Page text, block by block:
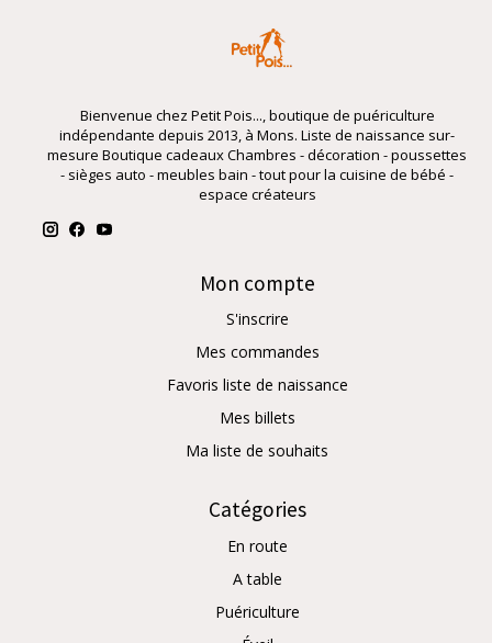
Bienvenue chez Petit Pois..., boutique de puériculture
indépendante depuis 2013, à Mons. Liste de naissance sur-
mesure Boutique cadeaux Chambres - décoration - poussettes
- sièges auto - meubles bain - tout pour la cuisine de bébé -
espace créateurs
Mon compte
S'inscrire
Mes commandes
Favoris liste de naissance
Mes billets
Ma liste de souhaits
Catégories
En route
A table
Puériculture